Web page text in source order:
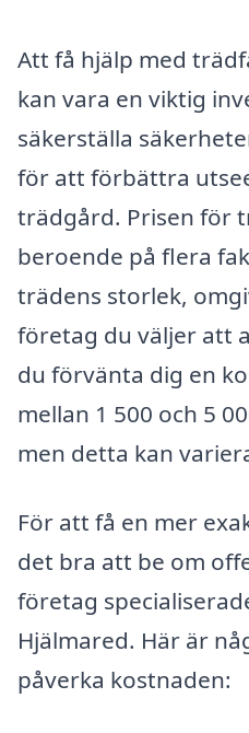
Att få hjälp med
kan vara en viktig
säkerställa
för att förbättra
trädgård. Prisen för
beroende på flera
trädens storlek,
företag du väljer att
du förvänta dig en
mellan 1 500 och 5
men detta kan
För att få en mer
det bra att be om
företag
Hjälmared. Här är
påverka kostnaden: